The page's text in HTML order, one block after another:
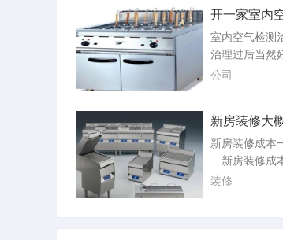
以尝试通过以
息：查询官网
大学的官方网
生入学考试的
开一家室内
室内空气检
治理过后当然
人和小孩的，
理空气检测
CMA法律效力
房.检测项目
甲苯、检测设
公司
新房装修大
房装修花费
新房装修成本
新房装修成
适；新房装修
装修